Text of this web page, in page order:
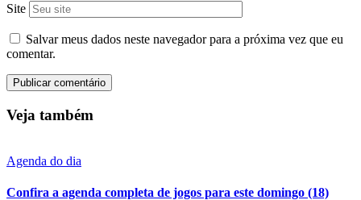
Site
Salvar meus dados neste navegador para a próxima vez que eu
comentar.
Veja também
Agenda do dia
Confira a agenda completa de jogos para este domingo (18)